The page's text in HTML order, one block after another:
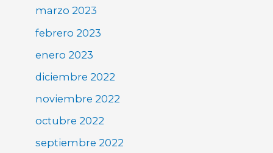
marzo 2023
febrero 2023
enero 2023
diciembre 2022
noviembre 2022
octubre 2022
septiembre 2022